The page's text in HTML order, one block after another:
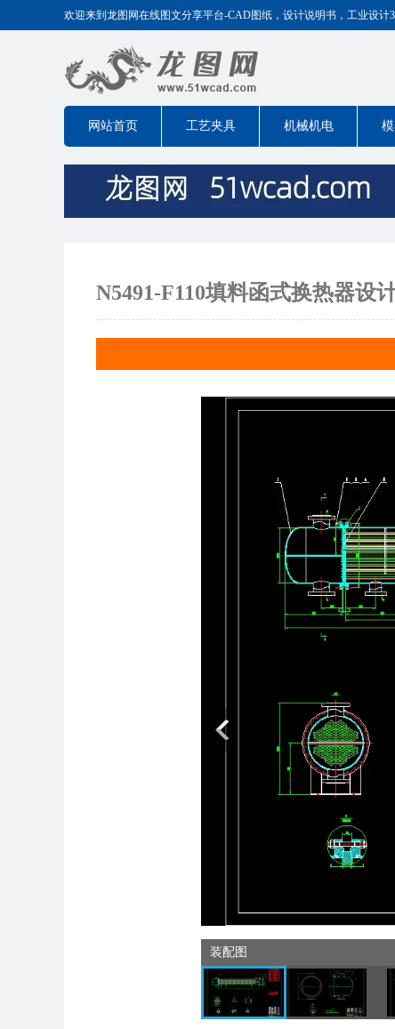
欢迎来到龙图网在线图文分享平台-CAD图纸，设计说明书，工业设计
网站首页 工艺夹具 机械机电
N5491-F110填料函式换热器设
装配图